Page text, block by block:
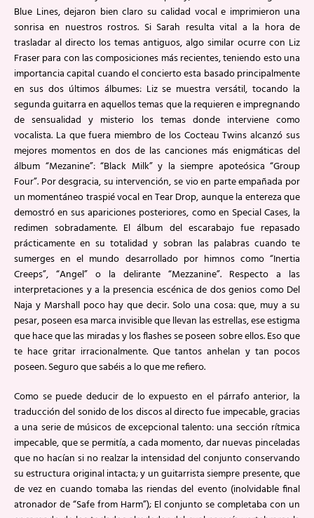
Blue Lines, dejaron bien claro su calidad vocal e imprimieron una
sonrisa en nuestros rostros. Si Sarah resulta vital a la hora de
trasladar al directo los temas antiguos, algo similar ocurre con Liz
Fraser para con las composiciones más recientes, teniendo esto una
importancia capital cuando el concierto esta basado principalmente
en sus dos últimos álbumes: Liz se muestra versátil, tocando la
segunda guitarra en aquellos temas que la requieren e impregnando
de sensualidad y misterio los temas donde interviene como
vocalista. La que fuera miembro de los Cocteau Twins alcanzó sus
mejores momentos en dos de las canciones más enigmáticas del
álbum “Mezanine”: “Black Milk” y la siempre apoteósica “Group
Four”. Por desgracia, su intervención, se vio en parte empañada por
un momentáneo traspié vocal en Tear Drop, aunque la entereza que
demostró en sus apariciones posteriores, como en Special Cases, la
redimen sobradamente. El álbum del escarabajo fue repasado
prácticamente en su totalidad y sobran las palabras cuando te
sumerges en el mundo desarrollado por himnos como “Inertia
Creeps”, “Angel” o la delirante “Mezzanine”. Respecto a las
interpretaciones y a la presencia escénica de dos genios como Del
Naja y Marshall poco hay que decir. Solo una cosa: que, muy a su
pesar, poseen esa marca invisible que llevan las estrellas, ese estigma
que hace que las miradas y los flashes se poseen sobre ellos. Eso que
te hace gritar irracionalmente. Que tantos anhelan y tan pocos
poseen. Seguro que sabéis a lo que me refiero.
Como se puede deducir de lo expuesto en el párrafo anterior, la
traducción del sonido de los discos al directo fue impecable, gracias
a una serie de músicos de excepcional talento: una sección rítmica
impecable, que se permitía, a cada momento, dar nuevas pinceladas
que no hacían si no realzar la intensidad del conjunto conservando
su estructura original intacta; y un guitarrista siempre presente, que
de vez en cuando tomaba las riendas del evento (inolvidable final
atronador de “Safe from Harm”); El conjunto se completaba con un